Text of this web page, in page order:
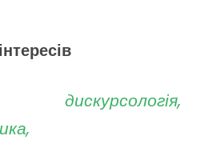
дискурсологія,